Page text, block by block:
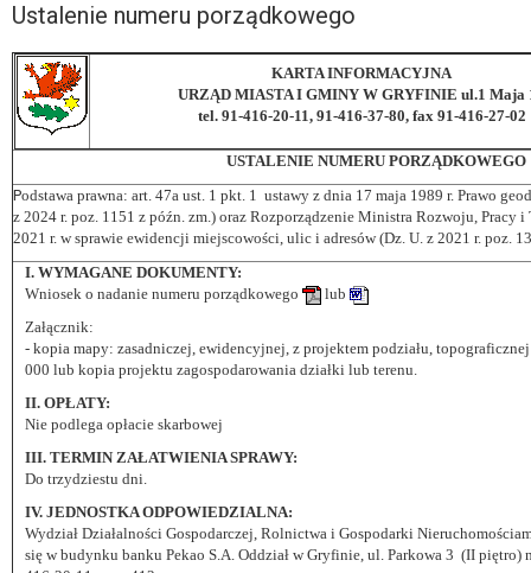
Ustalenie numeru porządkowego
KARTA INFORMACYJNA
URZĄD MIASTA I GMINY W GRYFINIE ul.1 Maja
tel. 91-416-20-11, 91-416-37-80, fax 91-416-27-02
USTALENIE NUMERU PORZĄDKOWEGO
Podstawa prawna: art. 47a ust. 1 pkt. 1 ustawy z dnia 17 maja 1989 r. Prawo
z 2024 r. poz. 1151 z późn. zm.) oraz Rozporządzenie Ministra Rozwoju, Pracy
2021 r. w sprawie ewidencji miejscowości, ulic i adresów (Dz. U. z 2021 r. poz.
I. WYMAGANE DOKUMENTY:
Wniosek o nadanie numeru porządkowego
lub
Załącznik:
- kopia mapy: zasadniczej, ewidencyjnej, z projektem podziału,
000 lub kopia projektu zagospodarowania działki lub terenu.
II. OPŁATY:
Nie podlega opłacie skarbowej
III. TERMIN ZAŁATWIENIA SPRAWY:
Do trzydziestu dni.
IV. JEDNOSTKA ODPOWIEDZIALNA:
Wydział Działalności Gospodarczej, Rolnictwa i Gospodarki
się w budynku banku Pekao S.A. Oddział w Gryfinie, ul. Parkowa 3 (II piętro)